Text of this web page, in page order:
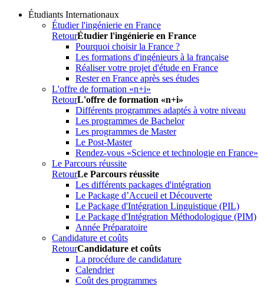
Étudiants Internationaux
Étudier l'ingénierie en France
RetourÉtudier l'ingénierie en France
Pourquoi choisir la France ?
Les formations d'ingénieurs à la française
Réaliser votre projet d'étude en France
Rester en France après ses études
L'offre de formation «n+i»
RetourL'offre de formation «n+i»
Différents programmes adaptés à votre niveau
Les programmes de Bachelor
Les programmes de Master
Le Post-Master
Rendez-vous «Science et technologie en France»
Le Parcours réussite
RetourLe Parcours réussite
Les différents packages d'intégration
Le Package d’Accueil et Découverte
Le Package d'Intégration Linguistique (PIL)
Le Package d'Intégration Méthodologique (PIM)
Année Préparatoire
Candidature et coûts
RetourCandidature et coûts
La procédure de candidature
Calendrier
Coût des programmes